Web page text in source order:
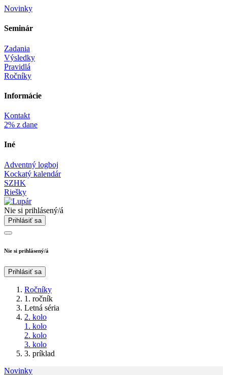
Novinky
Seminár‎
Zadania
Výsledky
Pravidlá
Ročníky
Informácie‎
Kontakt
2% z dane
Iné
Adventný logboj
Kockatý kalendár
SZHK
Riešky
Nie si prihlásený/á
Prihlásiť sa
Nie si prihlásený/á
Prihlásiť sa
Ročníky
1. ročník
Letná séria
2. kolo
1. kolo
2. kolo
3. kolo
3. príklad
Novinky